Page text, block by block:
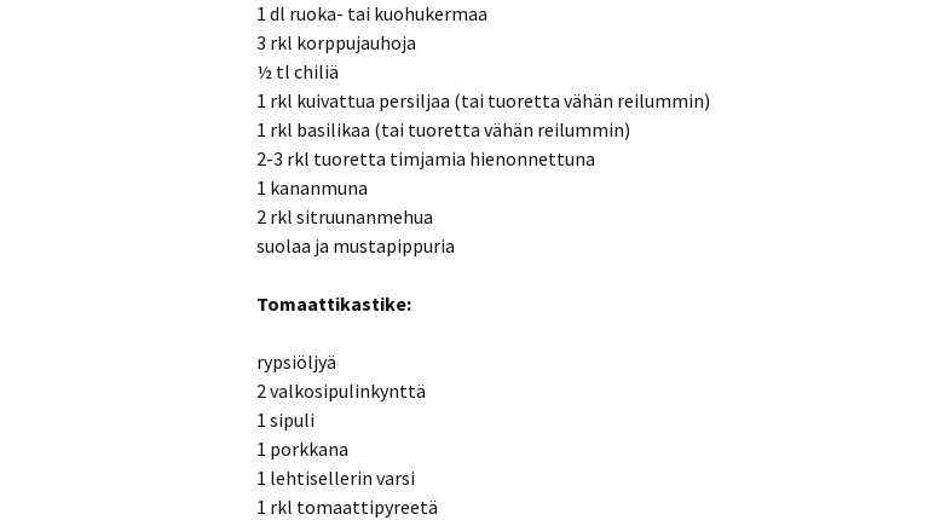
1 dl ruoka- tai kuohukermaa
3 rkl korppujauhoja
½ tl chiliä
1 rkl kuivattua persiljaa (tai tuoretta vähän reilummin)
1 rkl basilikaa (tai tuoretta vähän reilummin)
2-3 rkl tuoretta timjamia hienonnettuna
1 kananmuna
2 rkl sitruunanmehua
suolaa ja mustapippuria
Tomaattikastike:
rypsiöljyä
2 valkosipulinkynttä
1 sipuli
1 porkkana
1 lehtisellerin varsi
1 rkl tomaattipyreetä